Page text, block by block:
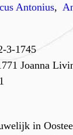
Antonius,
3-1745
Joanna
in